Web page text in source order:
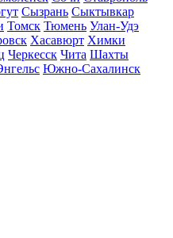
Сызрань Сыктывкар
Томск Тюмень Улан-Удэ
Хасавюрт Химки
Черкесск Чита Шахты
Южно-Сахалинск